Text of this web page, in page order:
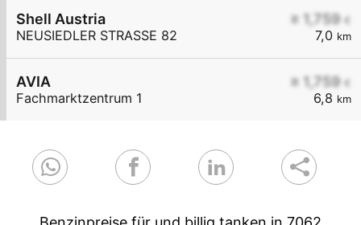
≥ 1,759 €
7,0 km
Shell Austria
NEUSIEDLER STRASSE 82
≥ 1,759 €
6,8 km
AVIA
Fachmarktzentrum 1